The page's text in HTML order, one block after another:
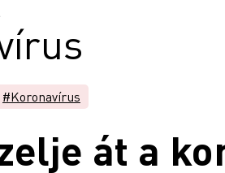
#Koronavírus
át a